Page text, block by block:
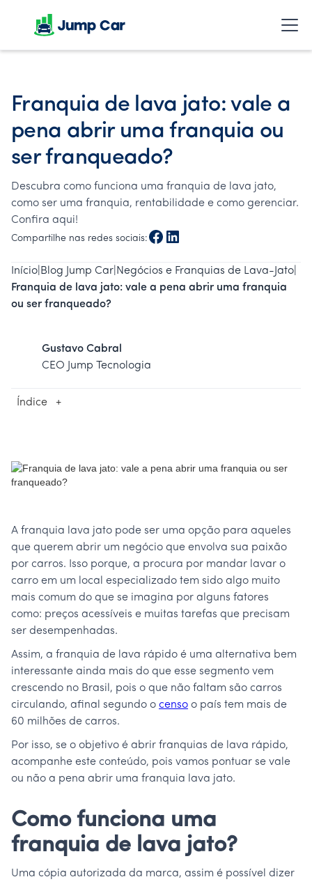
Franquia de lava jato: vale a
pena abrir uma franquia ou
ser franqueado?
Descubra como funciona uma franquia de lava jato,
como ser uma franquia, rentabilidade e como gerenciar.
Confira aqui!
Compartilhe nas redes sociais:
Início Blog Jump Car Negócios e Franquias de Lava-Jato
Franquia de lava jato: vale a pena abrir uma franquia
ou ser franqueado?
Gustavo Cabral
CEO Jump Tecnologia
Índice +
A franquia lava jato pode ser uma opção para aqueles
que querem abrir um negócio que envolva sua paixão
por carros. Isso porque, a procura por mandar lavar o
carro em um local especializado tem sido algo muito
mais comum do que se imagina por alguns fatores
como: preços acessíveis e muitas tarefas que precisam
ser desempenhadas.
Assim, a franquia de lava rápido é uma alternativa bem
interessante ainda mais do que esse segmento vem
crescendo no Brasil, pois o que não faltam são carros
circulando, afinal segundo o censo o país tem mais de
60 milhões de carros.
Por isso, se o objetivo é abrir franquias de lava rápido,
acompanhe este conteúdo, pois vamos pontuar se vale
ou não a pena abrir uma franquia lava jato.
Como funciona uma
franquia de lava jato?
Uma cópia autorizada da marca, assim é possível dizer